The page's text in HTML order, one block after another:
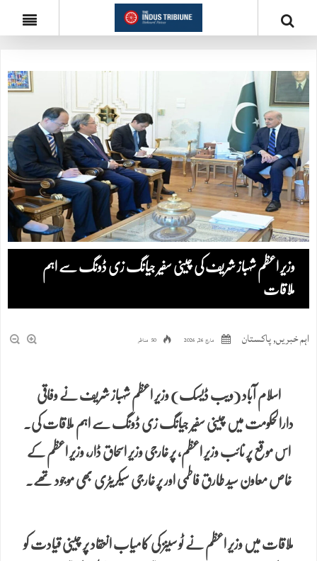
وزیر اعظم شہباز شریف کی چینی سفیر جیانگ زی ڈونگ سے اہم
ملاقات
اہم خبریں,پاکستان مارچ 26, 2026 50 مناظر
اسلام آباد (ویب ڈیسک) وزیر اعظم شہباز شریف نے وفاقی
دارالحکومت میں چینی سفیر جیانگ زی ڈونگ سے اہم ملاقات کی۔
اس موقع پر نائب وزیر اعظم، پر خارجی وزیر اسحاق ڈار، وزیر اعظم کے
خاص معاون سید طارق فاطمی اور پر خارجی سیکریٹری بھی موجود تھے۔
ملاقات میں وزیر اعظم نے ٹو سینز کی کامیاب انعقاد پر چینی قیادت کو